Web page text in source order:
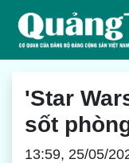
'Star
sốt
13:59, 25/05/